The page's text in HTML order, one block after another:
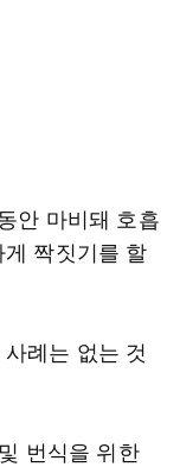
안 마비돼 호흡
짝짓기를 할
례는 없는 것
번식을 위한